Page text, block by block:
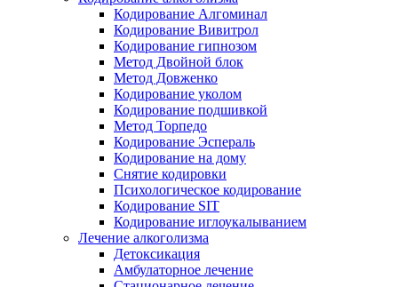
Кодирование Алгоминал
Кодирование Вивитрол
Кодирование гипнозом
Метод Двойной блок
Метод Довженко
Кодирование уколом
Кодирование подшивкой
Метод Торпедо
Кодирование Эспераль
Кодирование на дому
Снятие кодировки
Психологическое кодирование
Кодирование SIT
Кодирование иглоукалыванием
Лечение алкоголизма
Детоксикация
Амбулаторное лечение